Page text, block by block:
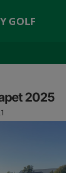
GOLF
2025